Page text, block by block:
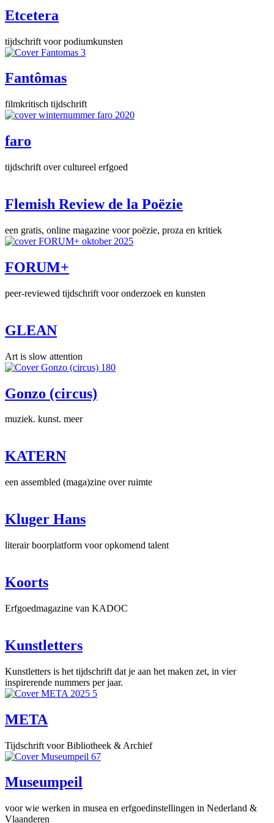
Etcetera
tijdschrift voor podiumkunsten
Fantômas
filmkritisch tijdschrift
faro
tijdschrift over cultureel erfgoed
Flemish Review de la Poëzie
een gratis, online magazine voor poëzie, proza en kritiek
FORUM+
peer-reviewed tijdschrift voor onderzoek en kunsten
GLEAN
Art is slow attention
Gonzo (circus)
muziek. kunst. meer
KATERN
een assembled (maga)zine over ruimte
Kluger Hans
literair boorplatform voor opkomend talent
Koorts
Erfgoedmagazine van KADOC
Kunstletters
Kunstletters is het tijdschrift dat je aan het maken zet, in vier
inspirerende nummers per jaar.
META
Tijdschrift voor Bibliotheek & Archief
Museumpeil
voor wie werken in musea en erfgoedinstellingen in Nederland &
Vlaanderen